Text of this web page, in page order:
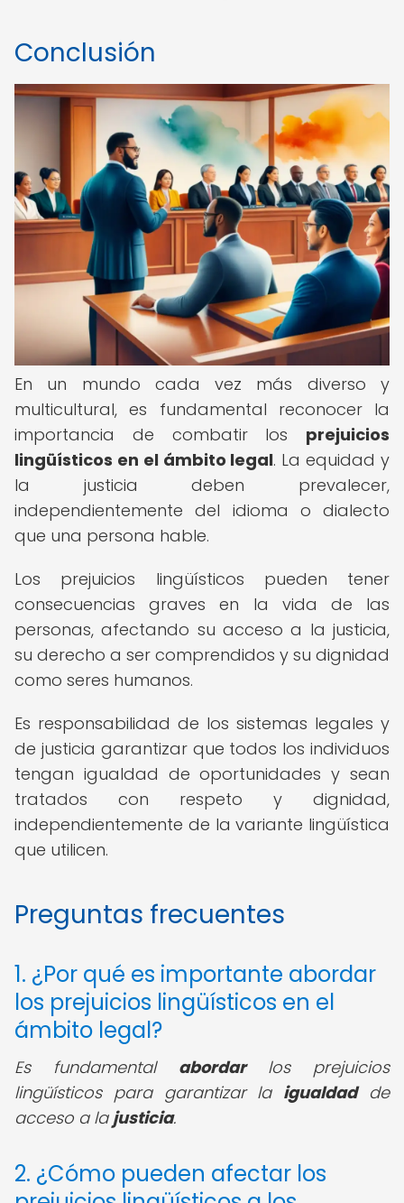
Conclusión
En un mundo cada vez más diverso y
multicultural, es fundamental reconocer la
importancia de combatir los prejuicios
lingüísticos en el ámbito legal. La equidad y
la justicia deben prevalecer,
independientemente del idioma o dialecto
que una persona hable.
Los prejuicios lingüísticos pueden tener
consecuencias graves en la vida de las
personas, afectando su acceso a la justicia,
su derecho a ser comprendidos y su dignidad
como seres humanos.
Es responsabilidad de los sistemas legales y
de justicia garantizar que todos los individuos
tengan igualdad de oportunidades y sean
tratados con respeto y dignidad,
independientemente de la variante lingüística
que utilicen.
Preguntas frecuentes
1. ¿Por qué es importante abordar
los prejuicios lingüísticos en el
ámbito legal?
Es fundamental abordarlos prejuicios
lingüísticos para garantizar la igualdadde
acceso a la justicia.
2. ¿Cómo pueden afectar los